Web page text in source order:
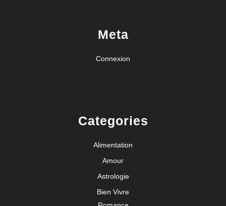
Meta
Connexion
Categories
Alimentation
Amour
Astrologie
Bien Vivre